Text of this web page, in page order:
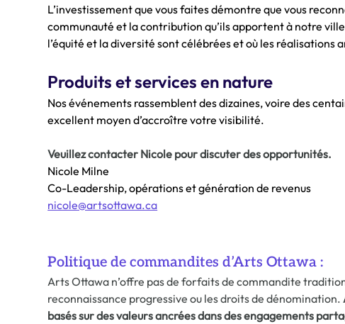
L’investissement que vous faites démontre que vous
communauté et la contribution qu’ils apportent à notre
l’équité et la diversité sont célébrées et où les réalisations
Produits et services en nature
Nos événements rassemblent des dizaines, voire des
excellent moyen d’accroître votre visibilité.
Veuillez contacter Nicole pour discuter des opportunités.
Nicole Milne
Co-Leadership, opérations et génération de revenus
nicole@artsottawa.ca
Politique de commandites d’Arts Ottawa :
Arts Ottawa n’offre pas de forfaits de commandite
reconnaissance progressive ou les droits de dénomination.
basés sur des valeurs ancrées dans des engagements